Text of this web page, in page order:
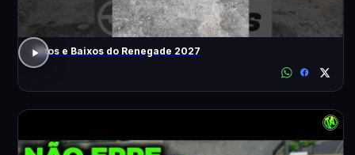
Altos e Baixos do Renegade 2027